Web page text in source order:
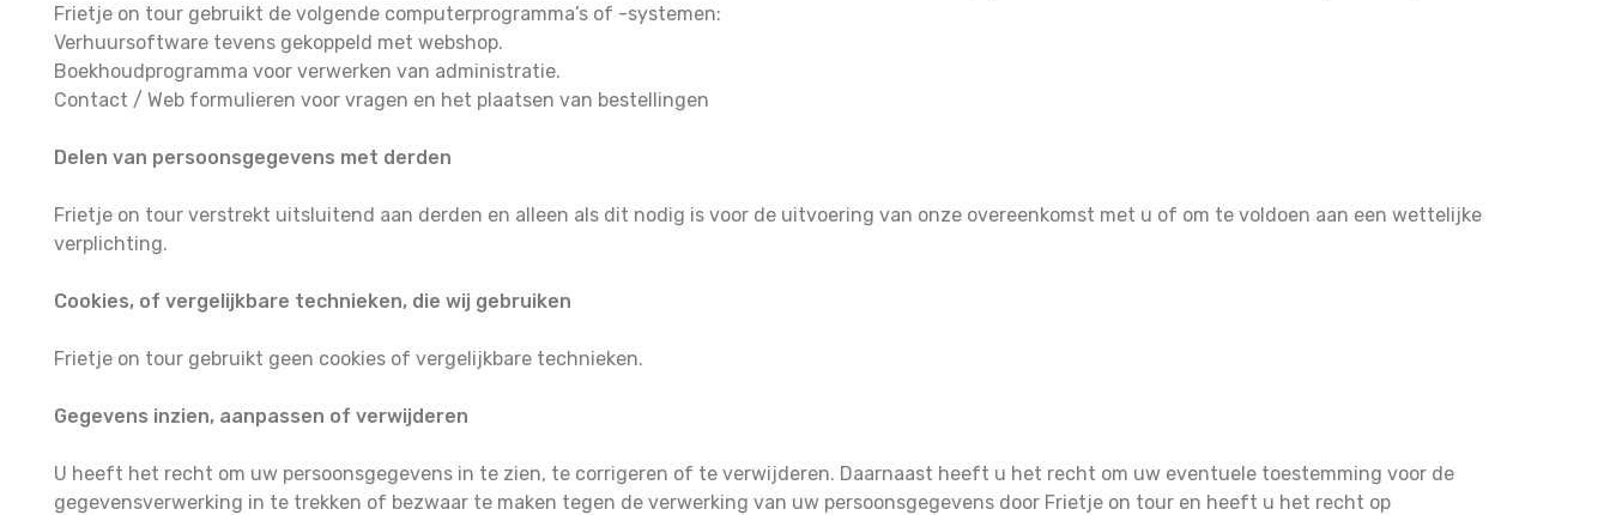
Frietje on tour gebruikt de volgende computerprogramma’s of -systemen:
Verhuursoftware tevens gekoppeld met webshop.
Boekhoudprogramma voor verwerken van administratie.
Contact / Web formulieren voor vragen en het plaatsen van bestellingen
Delen van persoonsgegevens met derden
Frietje on tour verstrekt uitsluitend aan derden en alleen als dit nodig is voor de uitvoering van onze overeenkomst met u of om te voldoen aan een wettelijke
verplichting.
Cookies, of vergelijkbare technieken, die wij gebruiken
Frietje on tour gebruikt geen cookies of vergelijkbare technieken.
Gegevens inzien, aanpassen of verwijderen
U heeft het recht om uw persoonsgegevens in te zien, te corrigeren of te verwijderen. Daarnaast heeft u het recht om uw eventuele toestemming voor de
gegevensverwerking in te trekken of bezwaar te maken tegen de verwerking van uw persoonsgegevens door Frietje on tour en heeft u het recht op